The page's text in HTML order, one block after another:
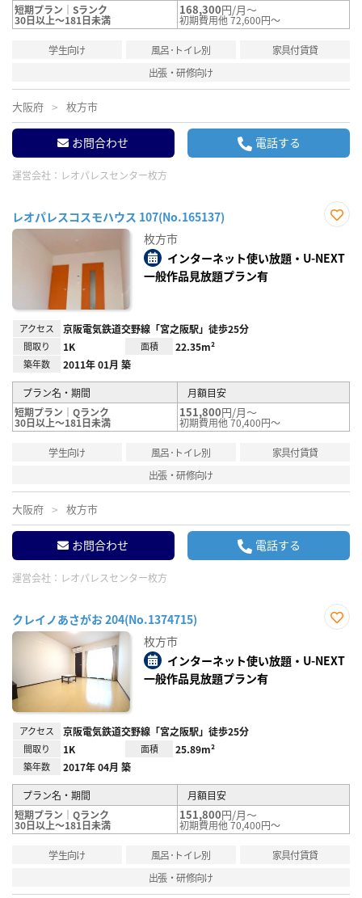
短期プラン｜Sランク
30日以上～181日未満
168,300円/月～
初期費用他 72,600円～
学生向け 風呂･トイレ別
家具付賃貸
出張・研修向け
大阪府 枚方市
お問合わせ 電話する
運営会社： レオパレスセンター枚方
レオパレスコスモハウス 107(No.165137)
り登
録
枚方市
インターネット使い放題・U-NEXT
一般作品見放題プラン有
アクセス 京阪電気鉄道交野線「宮之阪駅」徒歩25分
間取り 1K 面積 22.35m²
築年数 2011年 01月 築
プラン名・期間
月額目安
短期プラン｜Qランク
30日以上～181日未満
151,800円/月～
初期費用他 70,400円～
学生向け 風呂･トイレ別
家具付賃貸
出張・研修向け
大阪府 枚方市
お問合わせ 電話する
運営会社： レオパレスセンター枚方
クレイノあさがお 204(No.1374715)
り登
録
枚方市
インターネット使い放題・U-NEXT
一般作品見放題プラン有
アクセス 京阪電気鉄道交野線「宮之阪駅」徒歩25分
間取り 1K 面積 25.89m²
築年数 2017年 04月 築
プラン名・期間
月額目安
短期プラン｜Qランク
30日以上～181日未満
151,800円/月～
初期費用他 70,400円～
学生向け 風呂･トイレ別
家具付賃貸
出張・研修向け